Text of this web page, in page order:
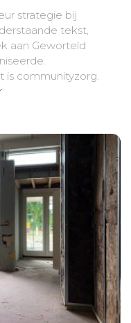
strategie bij
tekst,
aan Geworteld
is communityzorg.